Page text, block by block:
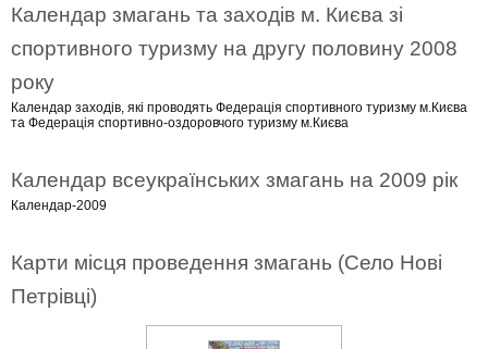
Календар змагань та заходів м. Києва зі
спортивного туризму на другу половину 2008
року
Календар заходів, які проводять Федерація спортивного туризму м.Києва
та Федерація спортивно-оздоровчого туризму м.Києва
Календар всеукраїнських змагань на 2009 рік
Календар-2009
Карти місця проведення змагань (Село Нові
Петрівці)